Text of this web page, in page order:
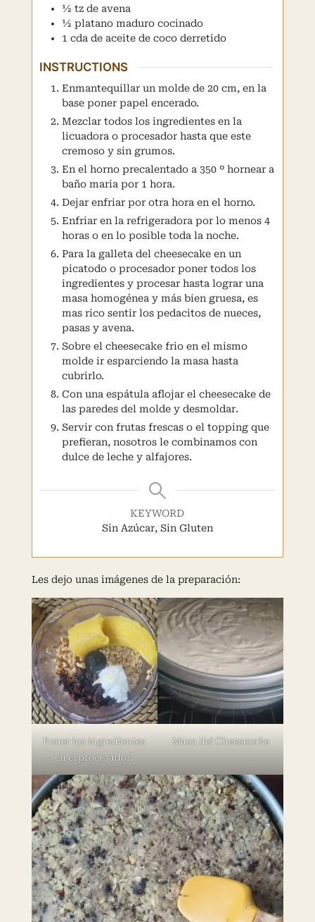
½ tz de avena
½ platano maduro cocinado
1 cda de aceite de coco derretido
INSTRUCTIONS
Enmantequillar un molde de 20 cm, en la
base poner papel encerado.
Mezclar todos los ingredientes en la
licuadora o procesador hasta que este
cremoso y sin grumos.
En el horno precalentado a 350 º hornear a
baño maria por 1 hora.
Dejar enfriar por otra hora en el horno.
Enfriar en la refrigeradora por lo menos 4
horas o en lo posible toda la noche.
Para la galleta del cheesecake en un
picatodo o procesador poner todos los
ingredientes y procesar hasta lograr una
masa homogénea y más bien gruesa, es
mas rico sentir los pedacitos de nueces,
pasas y avena.
Sobre el cheesecake frio en el mismo
molde ir esparciendo la masa hasta
cubrirlo.
Con una espátula aflojar el cheesecake de
las paredes del molde y desmoldar.
Servir con frutas frescas o el topping que
prefieran, nosotros le combinamos con
dulce de leche y alfajores.
KEYWORD
Sin Azúcar, Sin Gluten
Les dejo unas imágenes de la preparación:
Poner los ingredientes
en el procesador.
Masa del Cheesecake